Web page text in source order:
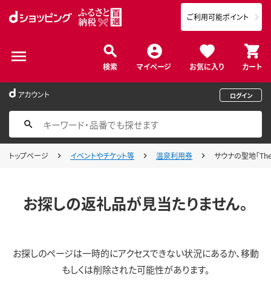
検索 マイページ お気に入り カート
ご利用可能ポイント
アカウント ログイン
トップページ イベントやチケット等 温泉利用券 サウナの聖地「
お探しの返礼品が見当たりません。
お探しのページは一時的にアクセスできない状況にあるか、移動
もしくは削除された可能性があります。